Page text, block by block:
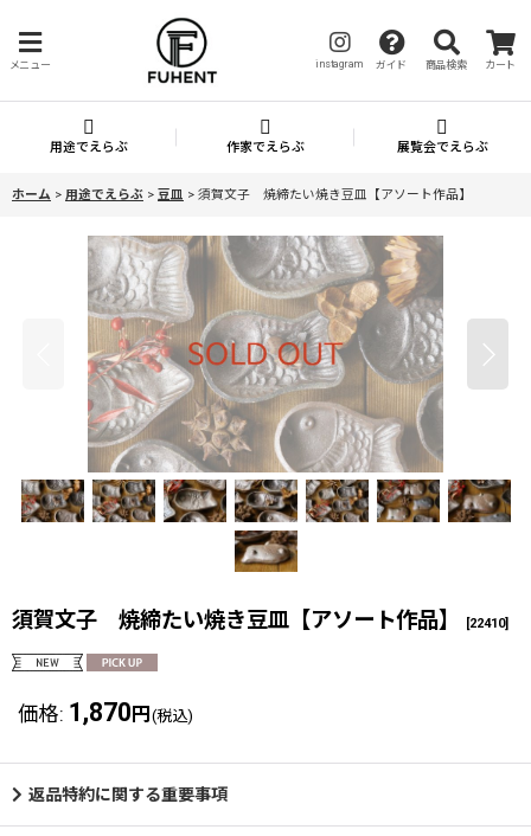
メニュー instagram ガイド 商品検索 カート
用途でえらぶ 作家でえらぶ 展覧会でえらぶ
ホーム > 用途でえらぶ > 豆皿 > 須賀文子 焼締たい焼き豆皿【アソート作品】
須賀文子 焼締たい焼き豆皿【アソート作品】 [22410]
価格: 1,870 円 (税込)
返品特約に関する重要事項